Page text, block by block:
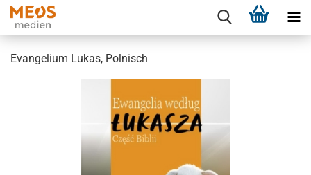
Evangelium Lukas, Polnisch